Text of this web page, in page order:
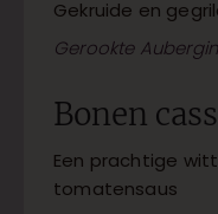
Gekruide en
Gerookte
Bonen
Een prachtige
tomatensaus